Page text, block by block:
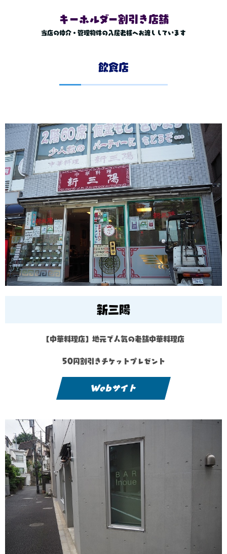
キーホルダー割引き店舗
当店の仲介・管理物件の入居者様へお渡ししています
飲食店
新三陽
【中華料理店】地元で人気の老舗中華料理店
50円割引きチケットプレゼント
Webサイト